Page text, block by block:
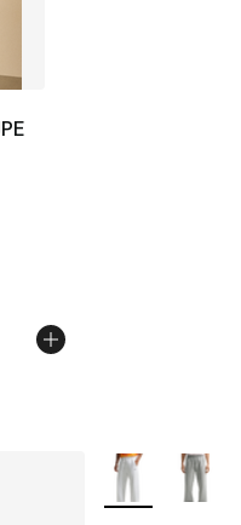
est passé de $50.00 à
Plus de